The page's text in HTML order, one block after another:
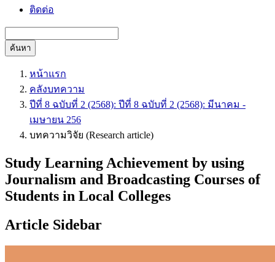
ติดต่อ
ค้นหา
หน้าแรก
คลังบทความ
ปีที่ 8 ฉบับที่ 2 (2568): ปีที่ 8 ฉบับที่ 2 (2568): มีนาคม -
เมษายน 256
บทความวิจัย (Research article)
Study Learning Achievement by using
Journalism and Broadcasting Courses of
Students in Local Colleges
Article Sidebar